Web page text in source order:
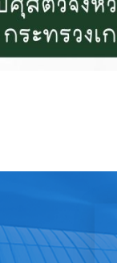
ระทบจากสถานการ